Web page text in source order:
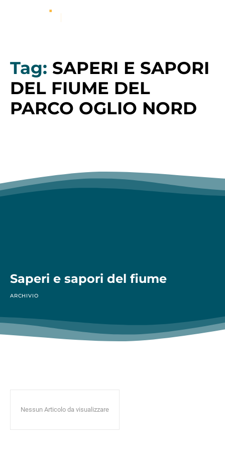
Tag: SAPERI E SAPORI
DEL FIUME DEL
PARCO OGLIO NORD
Saperi e sapori del fiume
ARCHIVIO
Nessun Articolo da visualizzare